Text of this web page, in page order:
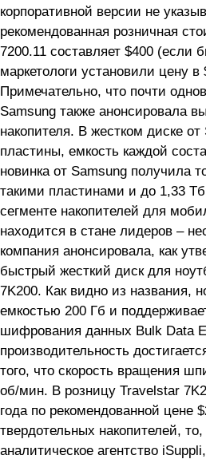
корпоративной версии не
рекомендованная розничная
7200.11 составляет $400 (если
маркетологи установили цену в
Примечательно, что почти
Samsung также анонсировала
накопителя. В жестком диске от
пластины, емкость каждой
новинка от Samsung получила
такими пластинами и до 1,33
сегменте накопителей для
находится в стане лидеров –
компания анонсировала, как
быстрый жесткий диск для
7K200. Как видно из названия,
емкостью 200 Гб и
шифрования данных Bulk Data
производительность
того, что скорость вращения
об/мин. В розницу Travelstar
года по рекомендованной цене
твердотельных накопителей, то,
аналитическое агентство